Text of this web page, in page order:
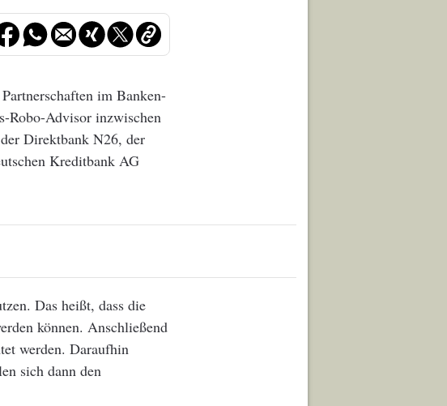
im Banken-
Robo-Advisor inzwischen
Direktbank N26, der
Kreditbank AG
Das heißt, dass die
können. Anschließend
werden. Daraufhin
sich dann den